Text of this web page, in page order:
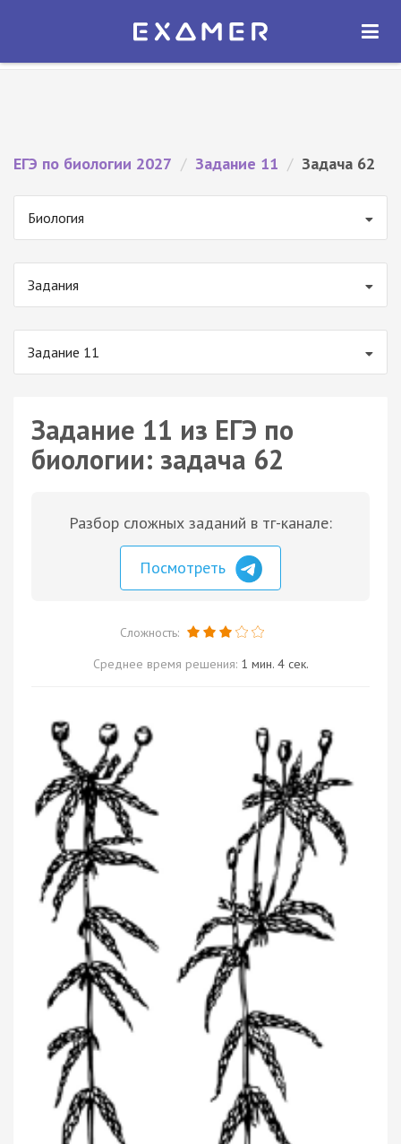
Экзамер — ЕГЭ 2027
ОТКРЫТЬ
ЕГЭ по биологии 2027 / Задание 11 / Задача 62
Биология
Задания
Задание 11
Задание 11 из ЕГЭ по
биологии: задача 62
Разбор сложных заданий в тг-канале:
Посмотреть
Сложность:
Среднее время решения: 1 мин. 4 сек.